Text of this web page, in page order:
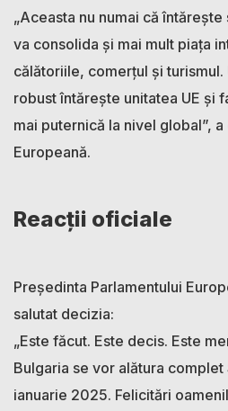
„Aceasta nu numai că
va consolida și mai mult piața
călătoriile, comerțul și turismul.
robust întărește unitatea UE și
mai puternică la nivel global”,
Europeană.
Reacții oficiale
Președinta Parlamentului
salutat decizia:
„Este făcut. Este decis. Este
Bulgaria se vor alătura complet
ianuarie 2025. Felicitări